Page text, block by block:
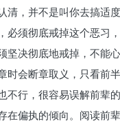
清，并不是叫你去搞适
必须彻底戒掉这个恶习
坚决彻底地戒掉，不能
时会断章取义，只看前
不行，很容易误解前辈
在偏执的倾向。阅读前